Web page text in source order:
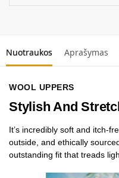
Nuotraukos Aprašymas
WOOL UPPERS
Stylish And
It’s incredibly soft and itch-
outside, and ethically
outstanding fit that treads